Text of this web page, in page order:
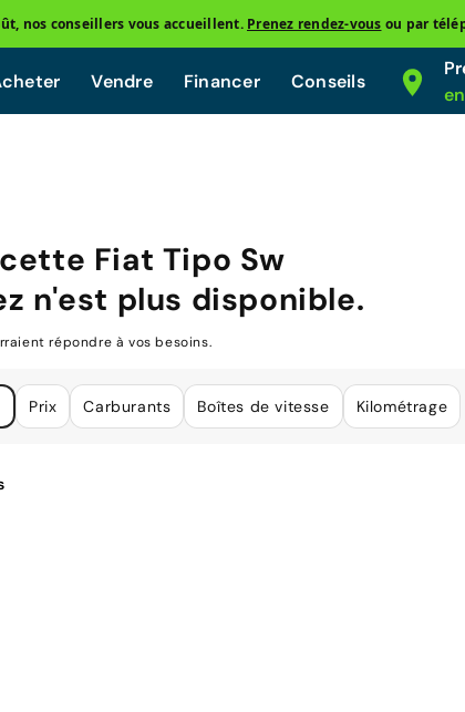
nos conseillers vous accueillent. Prenez rendez-vous ou par
Vendre Financer Conseils
Fiat Tipo Sw
n'est plus disponible.
répondre à vos besoins.
Prix Carburants Boîtes de vitesse Kilométrage